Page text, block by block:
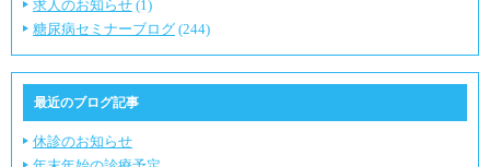
求人のお知らせ (1)
糖尿病セミナーブログ (244)
最近のブログ記事
休診のお知らせ